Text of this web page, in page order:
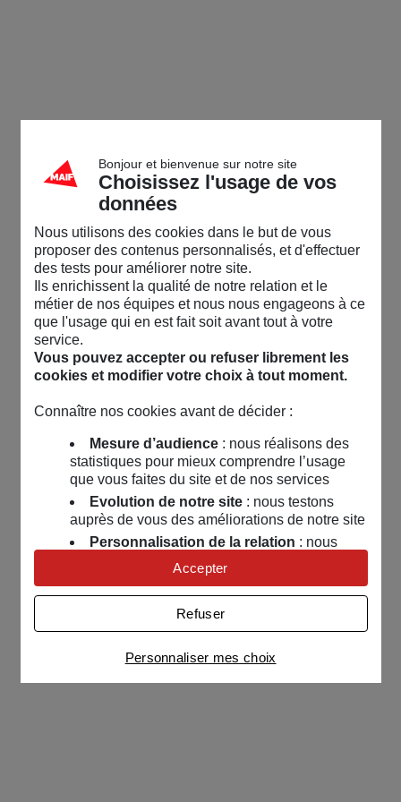
Bonjour et bienvenue sur notre site
Choisissez l'usage de vos
données
Nous utilisons des cookies dans le but de vous
proposer des contenus personnalisés, et d'effectuer
des tests pour améliorer notre site.
Ils enrichissent la qualité de notre relation et le
métier de nos équipes et nous nous engageons à ce
que l'usage qui en est fait soit avant tout à votre
service.
Vous pouvez accepter ou refuser librement les
cookies et modifier votre choix à tout moment.
Connaître nos cookies avant de décider :
Mesure d’audience: nous réalisons des
statistiques pour mieux comprendre l’usage
que vous faites du site et de nos services
Evolution de notre site: nous testons
auprès de vous des améliorations de notre site
Personnalisation de la relation : nous
nous servons de cookies pour adapter nos
contenus et personnaliser nos offres
Univers publicitaire: nous utilisons avec
nos partenaires des cookies pour afficher des
publicités personnalisées
Connaître notre politique cookies et la liste de nos
partenaires
Personnaliser mes choix
Refuser
Accepter